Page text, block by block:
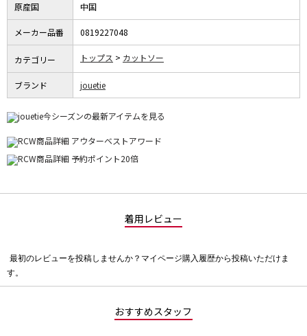
原産国 中国
メーカー品番 0819227048
カテゴリー トップス カットソー
ブランド jouetie
着用レビュー
価
最初のレビューを投稿しませんか？マイページ購入履歴から投稿いただけま
す。
おすすめスタッフ